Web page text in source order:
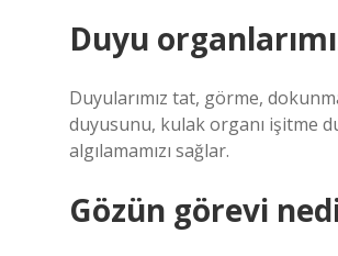
Duyu
Duyularımız tat, görme,
duyusunu, kulak organı işitme
algılamamızı sağlar.
Gözün görevi